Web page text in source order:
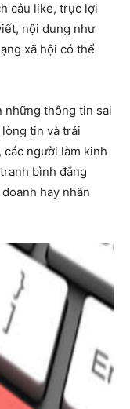
câu like, trục lợi
nội dung như
xã hội có thể
những thông tin sai
tin và trải
các người làm kinh
bình đẳng
hay nhãn